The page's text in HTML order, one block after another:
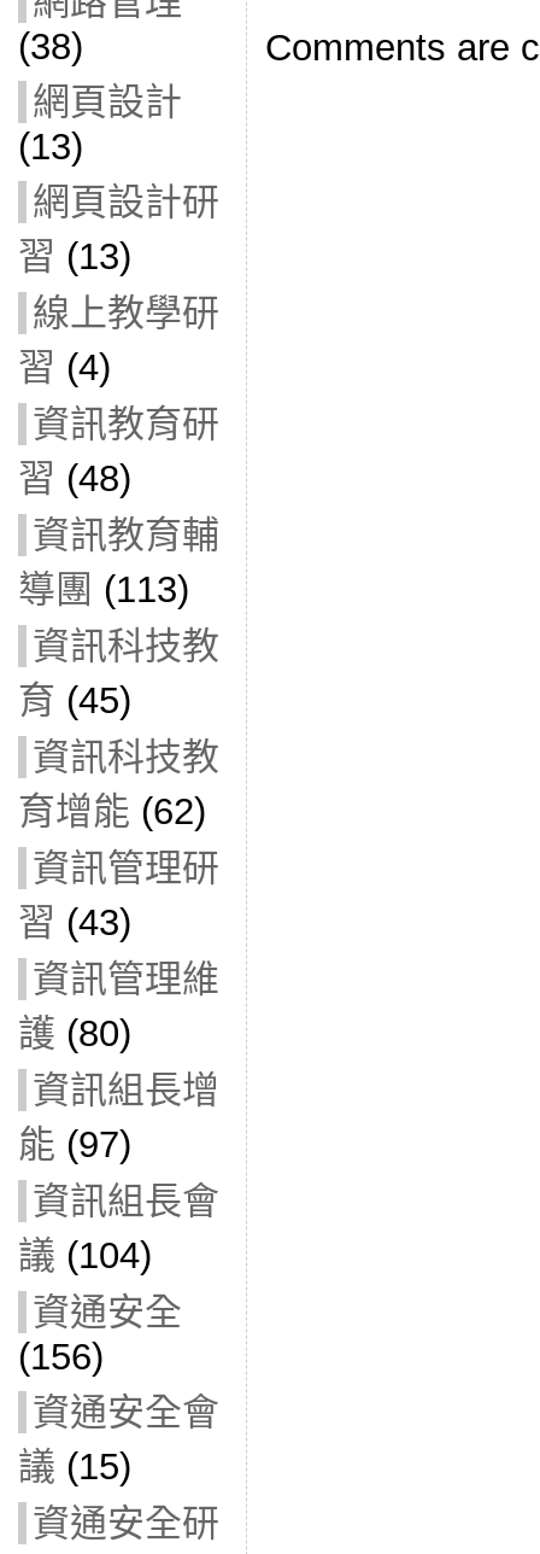
(38)
網頁設計
(13)
網頁設計研
習 (13)
線上教學研
習 (4)
資訊教育研
習 (48)
資訊教育輔
導團 (113)
資訊科技教
育 (45)
資訊科技教
育增能 (62)
資訊管理研
習 (43)
資訊管理維
護 (80)
資訊組長增
能 (97)
資訊組長會
議 (104)
資通安全
(156)
資通安全會
議 (15)
資通安全研
Comments are